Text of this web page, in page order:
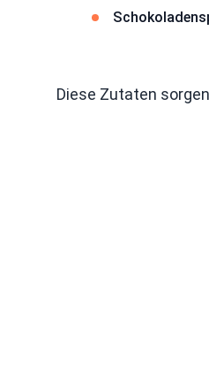
Diese Zutaten